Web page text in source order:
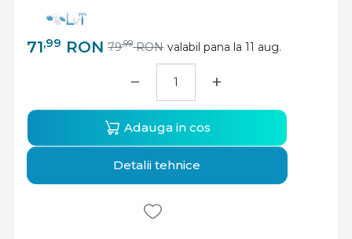
71,99 RON 79,99 RON valabil pana la 11 aug.
− +
Adauga in cos
Detalii tehnice